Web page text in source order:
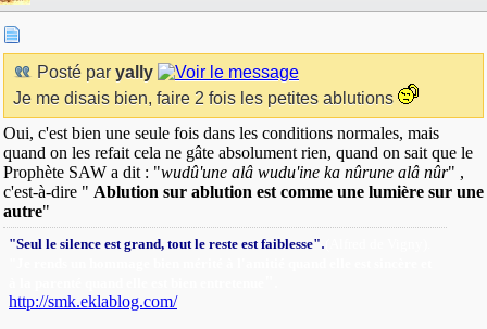
Posté par yally
Je me disais bien, faire 2 fois les petites ablutions
Oui, c'est bien une seule fois dans les conditions normales, mais
quand on les refait cela ne gâte absolument rien, quand on sait que le
Prophète SAW a dit : "wudû'une alâ wudu'ine ka nûrune alâ nûr" ,
c'est-à-dire " Ablution sur ablution est comme une lumière sur une
autre"
"Seul le silence est grand, tout le reste est faiblesse".
http://smk.eklablog.com/